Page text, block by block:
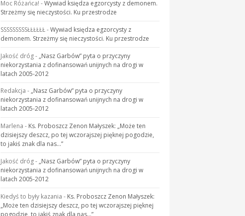
Moc Różańca! -Wywiad księdza egzorcysty z demonem.
Strzeżmy się nieczystości. Ku przestrodze
SSSSSSSSSŁŁŁŁŁŁ-Wywiad księdza egzorcysty z
demonem. Strzeżmy się nieczystości. Ku przestrodze
Jakość dróg- „Nasz Garbów” pyta o przyczyny
niekorzystania z dofinansowań unijnych na drogi w
latach 2005-2012
Redakcja -„Nasz Garbów” pyta o przyczyny
niekorzystania z dofinansowań unijnych na drogi w
latach 2005-2012
Marlena - Ks. Proboszcz Zenon Małyszek: „Może ten
dzisiejszy deszcz, po tej wczorajszej pięknej pogodzie,
to jakiś znak dla nas…”
Jakość dróg-„Nasz Garbów” pyta o przyczyny
niekorzystania z dofinansowań unijnych na drogi w
latach 2005-2012
Kiedyś to były kazania - Ks. Proboszcz Zenon Małyszek:
„Może ten dzisiejszy deszcz, po tej wczorajszej pięknej